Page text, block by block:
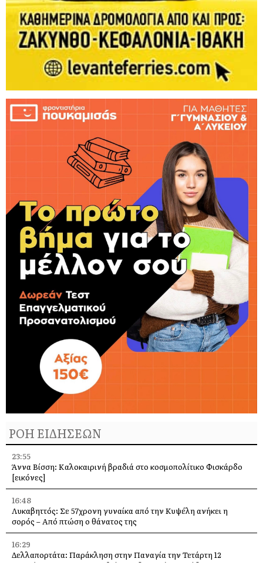
ΡΟΗ ΕΙΔΗΣΕΩΝ
23:55
Άννα Βίσση: Καλοκαιρινή βραδιά στο κοσμοπολίτικο Φισκάρδο
[εικόνες]
16:48
Λυκαβηττός: Σε 57χρονη γυναίκα από την Κυψέλη ανήκει η
σορός – Από πτώση ο θάνατος της
16:29
Δελλαπορτάτα: Παράκληση στην Παναγία την Τετάρτη 12
Αυγούστου –Θα προσφερθεί παραδοσιακή ριγανάδα